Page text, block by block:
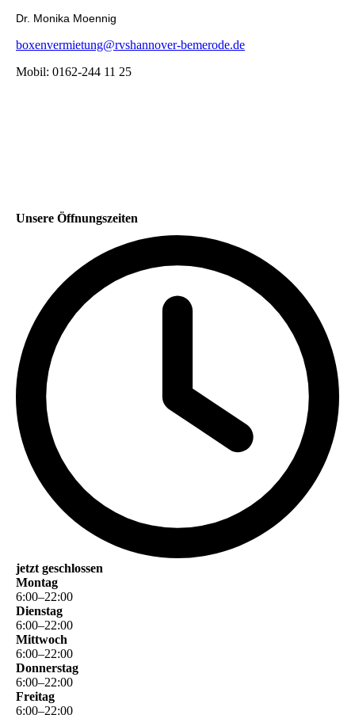
Dr. Monika Moennig
boxenvermietung@rvshannover-bemerode.de
Mobil: 0162-244 11 25
Unsere Öffnungszeiten
jetzt geschlossen
Montag
6:00–22:00
Dienstag
6:00–22:00
Mittwoch
6:00–22:00
Donnerstag
6:00–22:00
Freitag
6:00–22:00